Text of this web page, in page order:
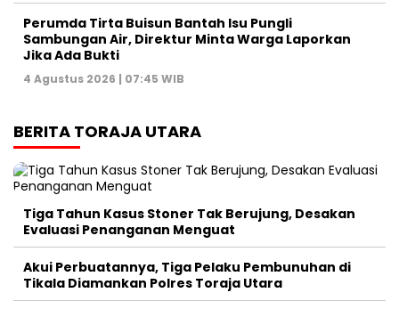
Perumda Tirta Buisun Bantah Isu Pungli
Sambungan Air, Direktur Minta Warga Laporkan
Jika Ada Bukti
4 Agustus 2026 | 07:45 WIB
BERITA TORAJA UTARA
Tiga Tahun Kasus Stoner Tak Berujung, Desakan
Evaluasi Penanganan Menguat
Akui Perbuatannya, Tiga Pelaku Pembunuhan di
Tikala Diamankan Polres Toraja Utara